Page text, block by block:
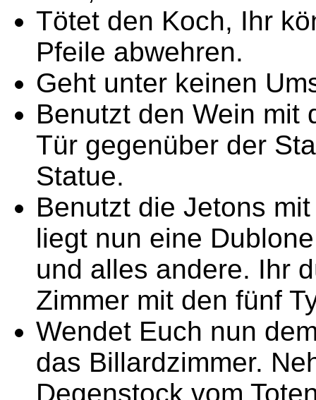
Tötet den Koch, Ihr
Pfeile abwehren.
Geht unter keinen
Benutzt den Wein mit
Tür gegenüber der
Statue.
Benutzt die Jetons
liegt nun eine
und alles andere. Ihr
Zimmer mit den fünf
Wendet Euch nun
das Billardzimmer.
Degenstock vom